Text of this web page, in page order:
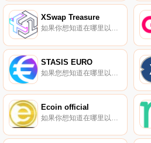
XSwap Treasure
如果你想知道在哪里以当前价格购买XSwap Treasure,目前交易{XSwap Treasure]股票的顶级加密货币交易所是Bitrue。您可以在我们的加密货币交易所页面上找到其他列表.
STASIS EURO
如果您想知道在哪里以当前价格购买STASIS EURO,目前交易｛EURSnname｝股票的顶级加密货币交易所是HitBTC、Bitfinex、Indodax和CEX.IO。您可以在我们的加密货币交易所页面上找到其他交易所.
Ecoin official